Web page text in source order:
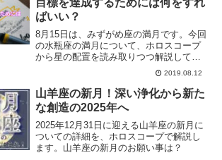
目標を達成するためには何をすれ
ばいい？
8月15日は、みずがめ座の満月です。今回
の水瓶座の満月について、ホロスコープ
から星の配置を読み取りつつ解説してい
きます。どんな過ごし方をすればいいの
か？みずがめ座の満月の過ごし方につい
ても触れていきます。
2019.08.12
山羊座の新月！深い浄化から新た
な創造の2025年へ
2025年12月31日に迎える山羊座の新月に
ついての詳細を、ホロスコープで解説し
ます。山羊座の新月のお願い事は？